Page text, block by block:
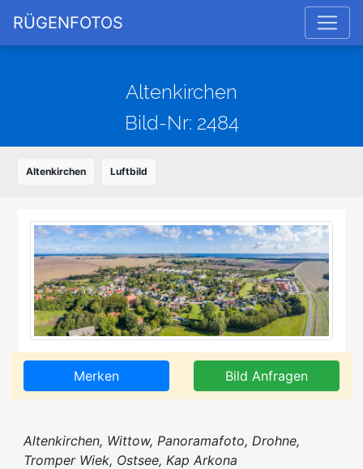
RÜGENFOTOS
Altenkirchen
Bild-Nr: 2484
Altenkirchen Luftbild
Merken Bild Anfragen
Altenkirchen, Wittow, Panoramafoto, Drohne,
Tromper Wiek, Ostsee, Kap Arkona